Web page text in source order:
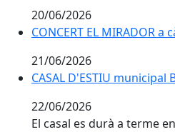
20/06/2026
CONCERT EL MIRADOR
21/06/2026
CASAL D'ESTIU municipal
CASAL D'ESTIU municipal
22/06/2026
El casal es durà a terme